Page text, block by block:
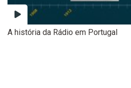
A história da Rádio em Portugal